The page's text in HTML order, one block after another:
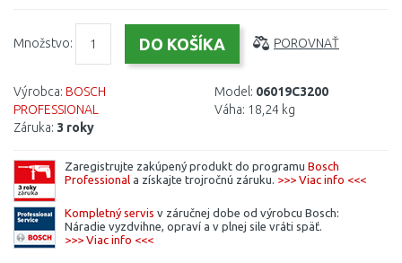
Množstvo: POROVNAŤ
Výrobca: BOSCH
PROFESSIONAL
Záruka: 3 roky
Model: 06019C3200
Váha: 18,24 kg
Zaregistrujte zakúpený produkt do programu Bosch
Professional a získajte trojročnú záruku. >>> Viac info <<<
Kompletný servis v záručnej dobe od výrobcu Bosch:
Náradie vyzdvihne, opraví a v plnej sile vráti späť.
>>> Viac info <<<